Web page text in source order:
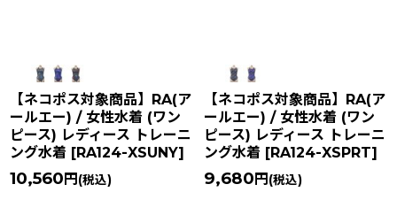
【ネコポス対象商品】RA(ア
ールエー) / 女性水着 (ワン
ピース) レディース トレーニ
ング水着 [RA124-XSUNY]
10,560 円 (税込)
【ネコポス対象商品】RA(ア
ールエー) / 女性水着 (ワン
ピース) レディース トレーニ
ング水着 [RA124-XSPRT]
9,680 円 (税込)